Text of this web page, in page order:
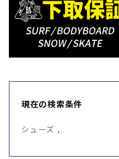
現在の検索条件
シューズ ,